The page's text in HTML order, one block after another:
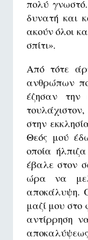
πολύ
δυνατή και
ακούν όλοι
σπίτι».
Από τότε
ανθρώπων
έζησαν την
στην
Θεός μού
οποία
έβαλε στον
ώρα να
αποκάλυψη.
μαζί μου στο
αντίρρηση